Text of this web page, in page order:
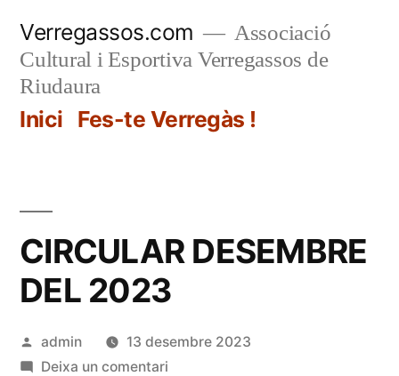
contingut
Verregassos.com
Associació
Cultural i Esportiva Verregassos de
Riudaura
Inici Fes-te Verregàs !
CIRCULAR DESEMBRE
DEL 2023
Publicat
per
admin
13 desembre 2023
Deixa un comentaria